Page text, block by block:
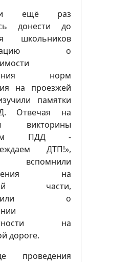
ещё раз
донести до
школьников
о
норм
на проезжей
памятки
Отвечая на
викторины
ПДД -
ДТП!»,
вспомнили
на
части,
о
на
дороге.
проведения